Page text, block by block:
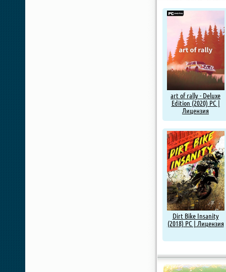
art of rally - Deluxe
Edition (2020) PC |
Лицензия
Dirt Bike Insanity
(2018) PC | Лицензия